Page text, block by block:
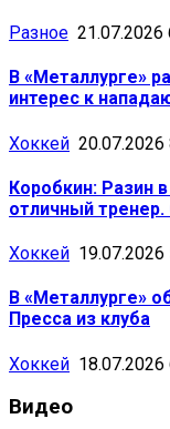
Разное 21.07.2026
В «Металлурге»
интерес к
Хоккей 20.07.2026
Коробкин: Разин
отличный
Хоккей 19.07.2026
В «Металлурге»
Пресса из клуба
Хоккей 18.07.2026
Видео